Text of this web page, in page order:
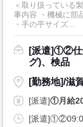
＜取り扱っている
事内容 ・機械に部
・手の平サイズ...
[派遣]①②仕
グ)、検品
[勤務地]/滋
[派遣]①月給
[派遣